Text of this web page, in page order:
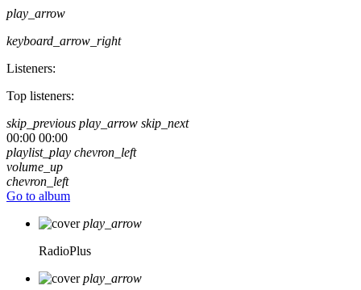
play_arrow
keyboard_arrow_right
Listeners:
Top listeners:
skip_previous play_arrow skip_next
00:00 00:00
playlist_play chevron_left
volume_up
chevron_left
Go to album
play_arrow
RadioPlus
play_arrow